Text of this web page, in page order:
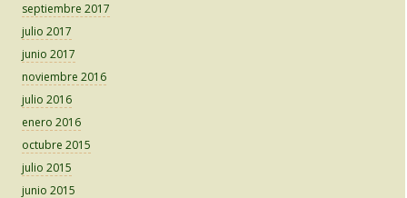
septiembre 2017
julio 2017
junio 2017
noviembre 2016
julio 2016
enero 2016
octubre 2015
julio 2015
junio 2015